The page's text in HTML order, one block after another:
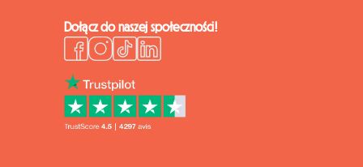
Dołącz do naszej społeczności!